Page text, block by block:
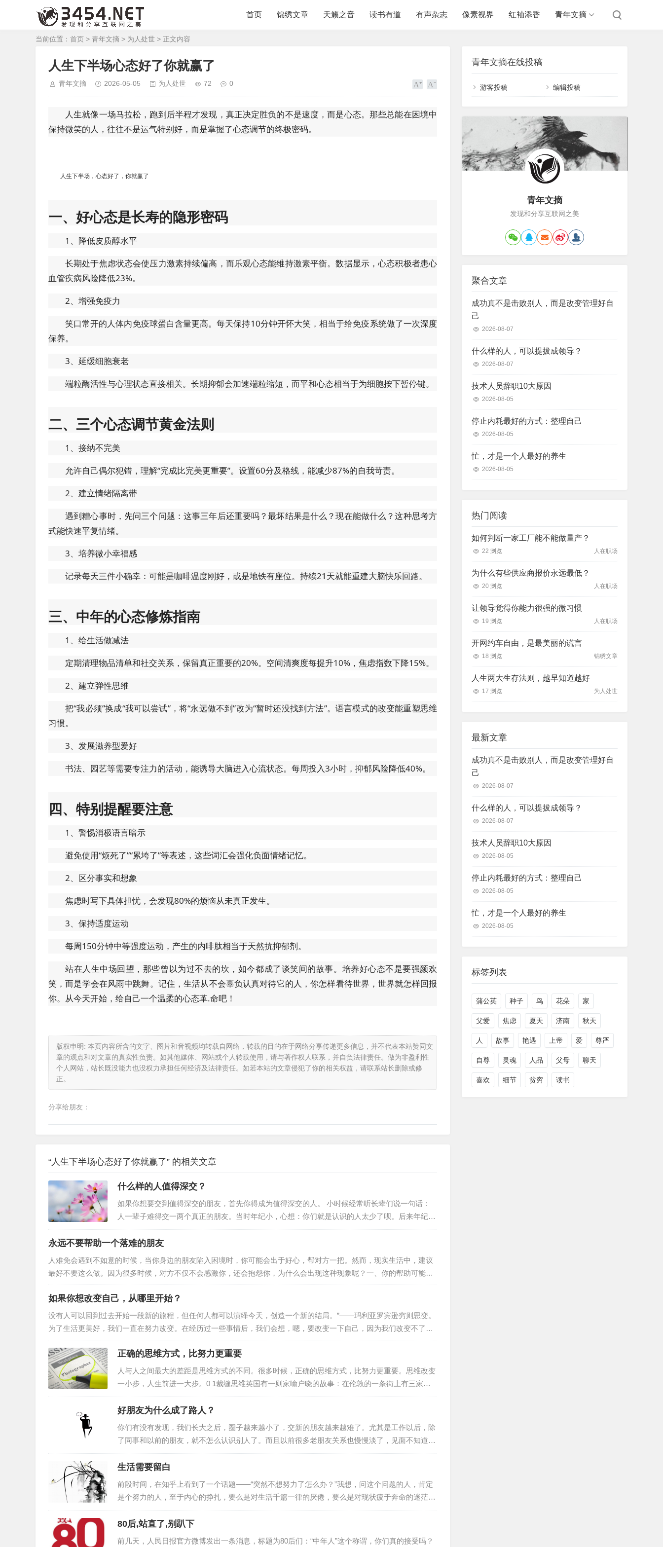
首页 锦绣文章 天籁之音 读书有道 有声杂志 像素视界 红袖添香 青年文摘
当前位置： 首页 > 青年文摘 > 为人处世 > 正文内容
人生下半场心态好了你就赢了
青年文摘 2026-05-05 为人处世 72 0
人生就像一场马拉松，跑到后半程才发现，真正决定胜负的不是速度，而是心态。那些总能在困境中
保持微笑的人，往往不是运气特别好，而是掌握了心态调节的终极密码。
人生下半场，心态好了，你就赢了
一、好心态是长寿的隐形密码
1、降低皮质醇水平
长期处于焦虑状态会使压力激素持续偏高，而乐观心态能维持激素平衡。数据显示，心态积极者患心
血管疾病风险降低23%。
2、增强免疫力
笑口常开的人体内免疫球蛋白含量更高。每天保持10分钟开怀大笑，相当于给免疫系统做了一次深度
保养。
3、延缓细胞衰老
端粒酶活性与心理状态直接相关。长期抑郁会加速端粒缩短，而平和心态相当于为细胞按下暂停键。
二、三个心态调节黄金法则
1、接纳不完美
允许自己偶尔犯错，理解“完成比完美更重要”。设置60分及格线，能减少87%的自我苛责。
2、建立情绪隔离带
遇到糟心事时，先问三个问题：这事三年后还重要吗？最坏结果是什么？现在能做什么？这种思考方
式能快速平复情绪。
3、培养微小幸福感
记录每天三件小确幸：可能是咖啡温度刚好，或是地铁有座位。持续21天就能重建大脑快乐回路。
三、中年的心态修炼指南
1、给生活做减法
定期清理物品清单和社交关系，保留真正重要的20%。空间清爽度每提升10%，焦虑指数下降15%。
2、建立弹性思维
把“我必须”换成“我可以尝试”，将“永远做不到”改为“暂时还没找到方法”。语言模式的改变能重塑思维
习惯。
3、发展滋养型爱好
书法、园艺等需要专注力的活动，能诱导大脑进入心流状态。每周投入3小时，抑郁风险降低40%。
四、特别提醒要注意
1、警惕消极语言暗示
避免使用“烦死了”“累垮了”等表述，这些词汇会强化负面情绪记忆。
2、区分事实和想象
焦虑时写下具体担忧，会发现80%的烦恼从未真正发生。
3、保持适度运动
每周150分钟中等强度运动，产生的内啡肽相当于天然抗抑郁剂。
站在人生中场回望，那些曾以为过不去的坎，如今都成了谈笑间的故事。培养好心态不是要强颜欢
笑，而是学会在风雨中跳舞。记住，生活从不会辜负认真对待它的人，你怎样看待世界，世界就怎样回报
你。从今天开始，给自己一个温柔的心态革.命吧！
版权申明: 本页内容所含的文字、图片和音视频均转载自网络，转载的目的在于网络分享传递更多信息，并不代表本站赞同文
章的观点和对文章的真实性负责。如其他媒体、网站或个人转载使用，请与著作权人联系，并自负法律责任。做为非盈利性
个人网站，站长既没能力也没权力承担任何经济及法律责任。如若本站的文章侵犯了你的相关权益，请联系站长删除或修
正。
分享给朋友：
“人生下半场心态好了你就赢了” 的相关文章
什么样的人值得深交？
如果你想要交到值得深交的朋友，首先你得成为值得深交的人。 小时候经常听长辈们说一句话：
人一辈子难得交一两个真正的朋友。当时年纪小，心想：你们就是认识的人太少了呗。后来年纪大
一点，懂得一点人际关系的秘密，猜测他们这么说可能是想向对方表达：你这个朋友很珍贵，是一
句客气话。当经历过更多事情之后，越来越发现这句话有道理，也许人都是孤独的吧，很难向别人
真正敞开心扉。又或许，首先自己得成为值得深交的人，这样你才有机会交到更多的真朋友。什么
样的人值得深交呢？什么样的人值得深交？（深度好文）01既能共…
永远不要帮助一个落难的朋友
人难免会遇到不如意的时候，当你身边的朋友陷入困境时，你可能会出于好心，帮对方一把。然而，现实生活中，建议
最好不要这么做。因为很多时候，对方不仅不会感激你，还会抱怨你，为什么会出现这种现象呢？一、你的帮助可能起
不到什么作用，还会打击到对方的自尊心很多人在落难的时候，虽然过得很艰难，但是他们的内心其实不愿意让周围的
人看到自己的窘迫。他们宁愿自己咬咬牙挺过去，靠着自己的力量的改变现状，维护内心最后的尊严。这个时候如果你
冒然去帮助对方的话，不但没有任何效果，反而会触及他敏感的内心，让他感到自己没面子、没…
如果你想改变自己，从哪里开始？
没有人可以回到过去开始一段新的旅程，但任何人都可以演绎今天，创造一个新的结局。”——玛利亚罗宾逊穷则思变。
为了生活更美好，我们一直在努力改变。在经历过一些事情后，我们会想，嗯，要改变一下自己，因为我们改变不了世
界。于是，我们计划着，想着一天一点的改变自己。可是如何改变自己？很多时候，改变自己会痛苦，但不改变自己会
吃苦。改变很难，所以如果想改变，那肯定是一件很痛苦的事。虽然是这样，但在很多时候，我们必须要改变自己。为
了更好地赢得出路，必须做出改变。很多时候，我们都需要一种斩断自己退路的勇气。因为身…
正确的思维方式，比努力更重要
人与人之间最大的差距是思维方式的不同。很多时候，正确的思维方式，比努力更重要。思维改变
一小步，人生前进一大步。0 1裁缝思维英国有一则家喻户晓的故事：在伦敦的一条街上有三家裁
衣店，为了招揽更多的生意，三家裁衣店的老板先后在自己的店铺前亮出一块广告牌。最先挂出的
广告牌，醒目地写着： “本店拥有伦敦最好的裁缝。”第二家老板见了，不甘示弱，立即挂出一块同
样大小的广告牌，上书： “本店拥有英国最好的裁缝。”看到这里，人们以为第三家裁衣店的老板会
挂出这样的招牌：“本店拥有世界…
好朋友为什么成了路人？
你们有没有发现，我们长大之后，圈子越来越小了，交新的朋友越来越难了。尤其是工作以后，除
了同事和以前的朋友，就不怎么认识别人了。而且以前很多老朋友关系也慢慢淡了，见面不知道如
何融入话题，觉得自己是个“冷场王”。村上春树有一句话，或许能表达这样的心境：“哪里有人喜欢
孤独，只不过不乱交朋友罢了，那样只能落得失望。”相信也有很多人，曾因“交友不慎”而受伤，或
是因为不懂得应该向谁敞开心扉，而宁愿独善其身。所以，到底该如何交朋友？朋友到底值不值得
深交？如何维持和现有朋友之间的关系？日本国宝级心理学家、知名作…
生活需要留白
前段时间，在知乎上看到了一个话题——“突然不想努力了怎么办？”我想，问这个问题的人，肯定
是个努力的人，至于内心的挣扎，要么是对生活千篇一律的厌倦，要么是对现状疲于奔命的迷茫。
01很多时候，是周围的环境，给我们营造了一种急追猛赶的紧迫感，仿佛一点点的松懈都会让我们
满盘皆输。记得今年6月份的时候，刚结束完旅行，就迅速投入到了一个新的课程学习中。学习班
里的每个人都早起，记录，分享，个个像打了鸡血似的。不甘落于人后的我，每天不到6点就起
80后,站直了,别趴下
前几天，人民日报官方微博发出一条消息，标题为80后们：“中年人”这个称谓，你们真的接受吗？
青年文摘在线投稿
游客投稿 编辑投稿
青年文摘
发现和分享互联网之美
聚合文章
成功真不是击败别人，而是改变管理好自
己
2026-08-07
什么样的人，可以提拔成领导？
2026-08-07
技术人员辞职10大原因
2026-08-05
停止内耗最好的方式：整理自己
2026-08-05
忙，才是一个人最好的养生
2026-08-05
热门阅读
如何判断一家工厂能不能做量产？
22 浏览 人在职场
为什么有些供应商报价永远最低？
20 浏览 人在职场
让领导觉得你能力很强的微习惯
19 浏览 人在职场
开网约车自由，是最美丽的谎言
18 浏览 锦绣文章
人生两大生存法则，越早知道越好
17 浏览 为人处世
最新文章
成功真不是击败别人，而是改变管理好自
己
2026-08-07
什么样的人，可以提拔成领导？
2026-08-07
技术人员辞职10大原因
2026-08-05
停止内耗最好的方式：整理自己
2026-08-05
忙，才是一个人最好的养生
2026-08-05
标签列表
蒲公英 种子 鸟 花朵 家
父爱 焦虑 夏天 济南 秋天
人 故事 艳遇 上帝 爱 尊严
自尊 灵魂 人品 父母 聊天
喜欢 细节 贫穷 读书